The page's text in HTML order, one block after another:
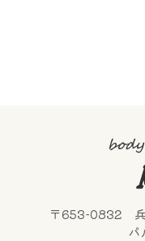
〒653-0832 兵
パ